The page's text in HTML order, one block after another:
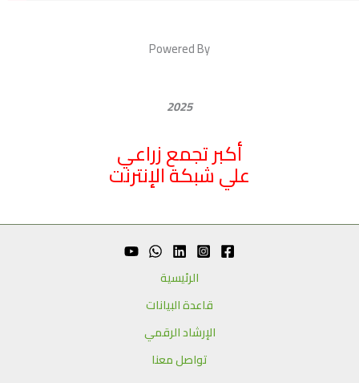
Powered By
2025
أكبر تجمع زراعي
علي شبكة الإنترنت
الرئيسية
قاعدة البيانات
الإرشاد الرقمي
تواصل معنا